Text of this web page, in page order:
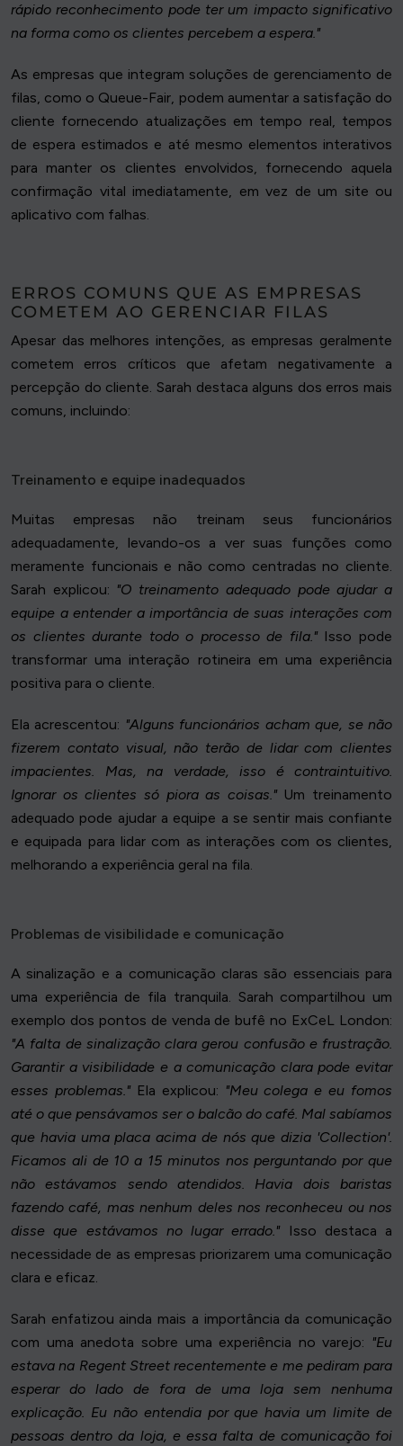
rápido reconhecimento pode ter um impacto significativo
na forma como os clientes percebem a espera."
As empresas que integram soluções de gerenciamento de
filas, como o Queue-Fair, podem aumentar a satisfação do
cliente fornecendo atualizações em tempo real, tempos
de espera estimados e até mesmo elementos interativos
para manter os clientes envolvidos, fornecendo aquela
confirmação vital imediatamente, em vez de um site ou
aplicativo com falhas.
ERROS COMUNS QUE AS EMPRESAS
COMETEM AO GERENCIAR FILAS
Apesar das melhores intenções, as empresas geralmente
cometem erros críticos que afetam negativamente a
percepção do cliente. Sarah destaca alguns dos erros mais
comuns, incluindo:
Treinamento e equipe inadequados
Muitas empresas não treinam seus funcionários
adequadamente, levando-os a ver suas funções como
meramente funcionais e não como centradas no cliente.
Sarah explicou: "O treinamento adequado pode ajudar a
equipe a entender a importância de suas interações com
os clientes durante todo o processo de fila."Isso pode
transformar uma interação rotineira em uma experiência
positiva para o cliente.
Ela acrescentou: "Alguns funcionários acham que, se não
fizerem contato visual, não terão de lidar com clientes
impacientes. Mas, na verdade, isso é contraintuitivo.
Ignorar os clientes só piora as coisas."Um treinamento
adequado pode ajudar a equipe a se sentir mais confiante
e equipada para lidar com as interações com os clientes,
melhorando a experiência geral na fila.
Problemas de visibilidade e comunicação
A sinalização e a comunicação claras são essenciais para
uma experiência de fila tranquila. Sarah compartilhou um
exemplo dos pontos de venda de bufê no ExCeL London:
"A falta de sinalização clara gerou confusão e frustração.
Garantir a visibilidade e a comunicação clara pode evitar
esses problemas."Ela explicou: "Meu colega e eu fomos
até o que pensávamos ser o balcão do café. Mal sabíamos
que havia uma placa acima de nós que dizia 'Collection'.
Ficamos ali de 10 a 15 minutos nos perguntando por que
não estávamos sendo atendidos. Havia dois baristas
fazendo café, mas nenhum deles nos reconheceu ou nos
disse que estávamos no lugar errado."Isso destaca a
necessidade de as empresas priorizarem uma comunicação
clara e eficaz.
Sarah enfatizou ainda mais a importância da comunicação
com uma anedota sobre uma experiência no varejo: "Eu
estava na Regent Street recentemente e me pediram para
esperar do lado de fora de uma loja sem nenhuma
explicação. Eu não entendia por que havia um limite de
pessoas dentro da loja, e essa falta de comunicação foi